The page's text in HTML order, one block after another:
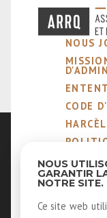
NOUS
CODE
NOTRE
NOUS
GARANTIR
NOTRE SITE.
Ce site web